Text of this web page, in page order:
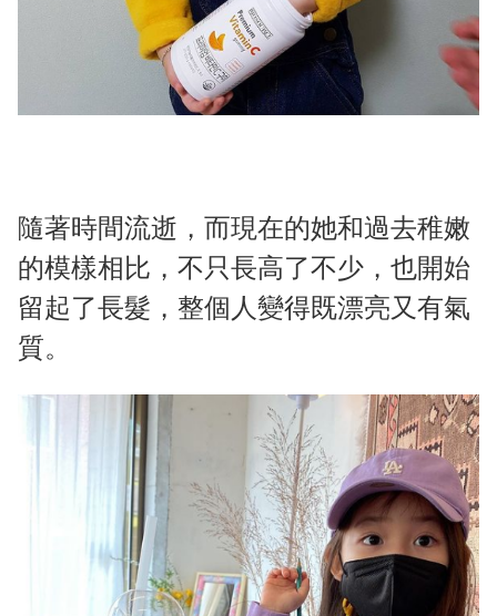
隨著時間流逝，而現在的她和過去稚嫩
的模樣相比，不只長高了不少，也開始
留起了長髮，整個人變得既漂亮又有氣
質。